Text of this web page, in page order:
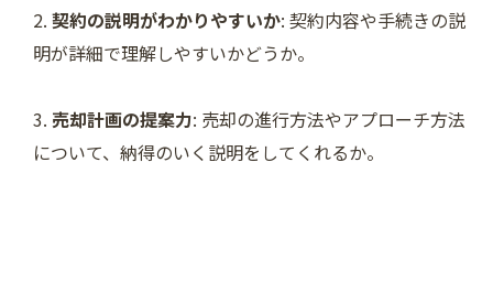
契約の説明がわかりやすいか: 契約内容や手続きの説
明が詳細で理解しやすいかどうか。
売却計画の提案力: 売却の進行方法やアプローチ方法
について、納得のいく説明をしてくれるか。